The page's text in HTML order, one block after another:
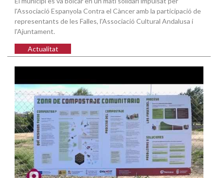
l'Associació Espanyola Contra el Càncer amb la participació de
representants de les Falles, l'Associació Cultural Andalusa i
l'Ajuntament.
Actualitat